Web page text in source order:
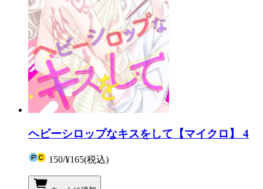
ヘビーシロップなキスをして【マイクロ】 4
150/¥165(税込)